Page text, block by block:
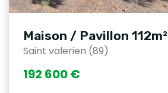
Maison / Pavillon 112m²
Saint valerien (89)
192 600 €